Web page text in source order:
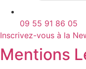
09 55 91 86 05
Inscrivez-vous à la
Mentions